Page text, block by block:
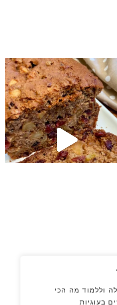
וללמוד מה הכי
בעוגיות